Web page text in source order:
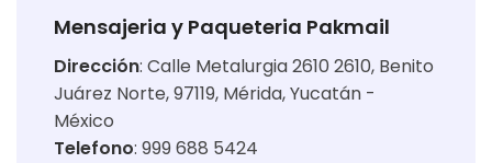
Mensajeria y Paqueteria Pakmail
Dirección: Calle Metalurgia 2610 2610, Benito
Juárez Norte, 97119, Mérida, Yucatán -
México
Telefono: 999 688 5424